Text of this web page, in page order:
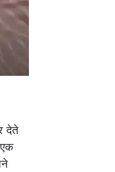
देते